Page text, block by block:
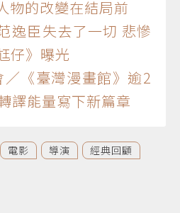
物的改變在結局前
臣失去了一切 悲慘
仔》曝光
《臺灣漫畫館》逾2
譯能量寫下新篇章
電影 導演
經典回顧